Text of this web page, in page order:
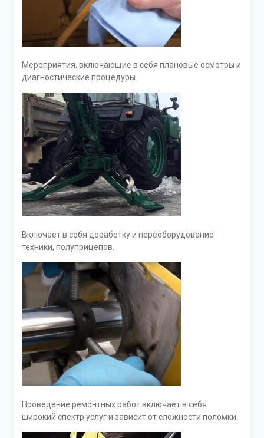
Мероприятия, включающие в себя плановые осмотры и
диагностические процедуры.
Включает в себя доработку и переоборудование
техники, полуприцепов.
Проведение ремонтных работ включает в себя
широкий спектр услуг и зависит от сложности поломки.